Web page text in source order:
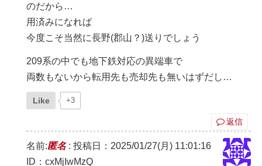
のだから…
用済みになれば
今度こそ当然に長野(郡山？)送りでしょう
209系の中でも地下鉄対応の異端車で
両数もないから転用先も売却先も無いはずだし…
Like +3
返信
名前:匿名: 投稿日：2025/01/27(月) 11:01:16
ID：cxMjIwMzQ